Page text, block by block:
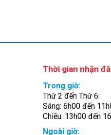
Thời gian nhận
Trong giờ:
Thứ 2 đến Thứ 6:
Sáng: 6h00 đến
Chiều: 13h00 đến
Ngoài giờ: